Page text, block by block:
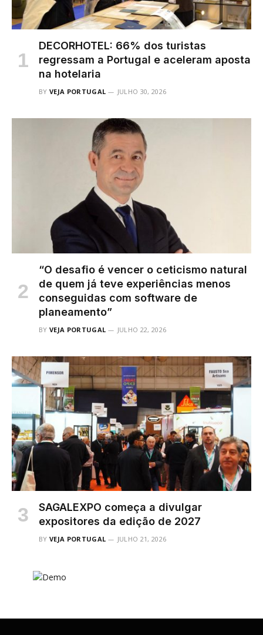
DECORHOTEL: 66% dos turistas
regressam a Portugal e aceleram aposta
na hotelaria
BY VEJA PORTUGAL JULHO 30, 2026
“O desafio é vencer o ceticismo natural
de quem já teve experiências menos
conseguidas com software de
planeamento”
BY VEJA PORTUGAL JULHO 22, 2026
SAGALEXPO começa a divulgar
expositores da edição de 2027
BY VEJA PORTUGAL JULHO 21, 2026